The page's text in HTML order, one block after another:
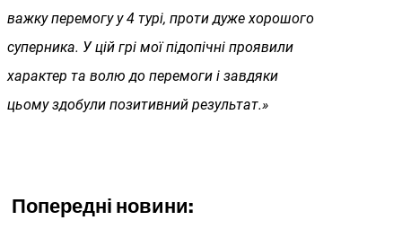
важку перемогу у 4 турі, проти дуже хорошого
суперника. У цій грі мої підопічні проявили
характер та волю до перемоги і завдяки
цьому здобули позитивний результат.»
Попередні новини: